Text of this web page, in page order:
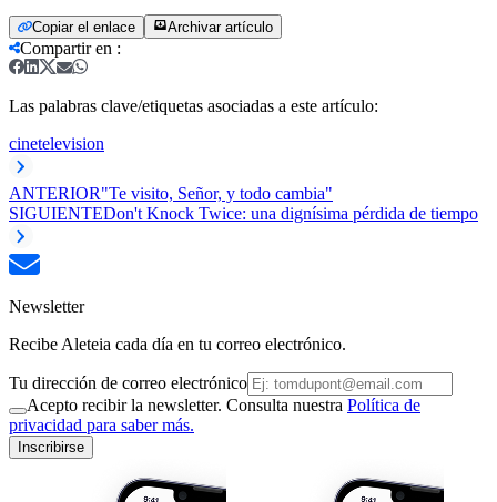
Copiar el enlace Archivar artículo
Compartir en :
Las palabras clave/etiquetas asociadas a este artículo:
cinetelevision
ANTERIOR"Te visito, Señor, y todo cambia"
SIGUIENTEDon't Knock Twice: una dignísima pérdida de tiempo
Newsletter
Recibe Aleteia cada día en tu correo electrónico.
Tu dirección de correo electrónico
Acepto recibir la newsletter. Consulta nuestra Política de
privacidad para saber más.
Inscribirse